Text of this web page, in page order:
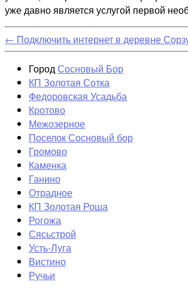
уже давно является услугой первой
← Подключить интернет в деревне
ГородСосновый Бор
КП Золотая Сотка
Федоровская Усадьба
Кротово
Межозерное
Поселок Сосновый бор
Громово
Каменка
Ганино
Отрадное
КП Золотая Роща
Рогожа
Сясьстрой
Усть-Луга
Вистино
Ручьи